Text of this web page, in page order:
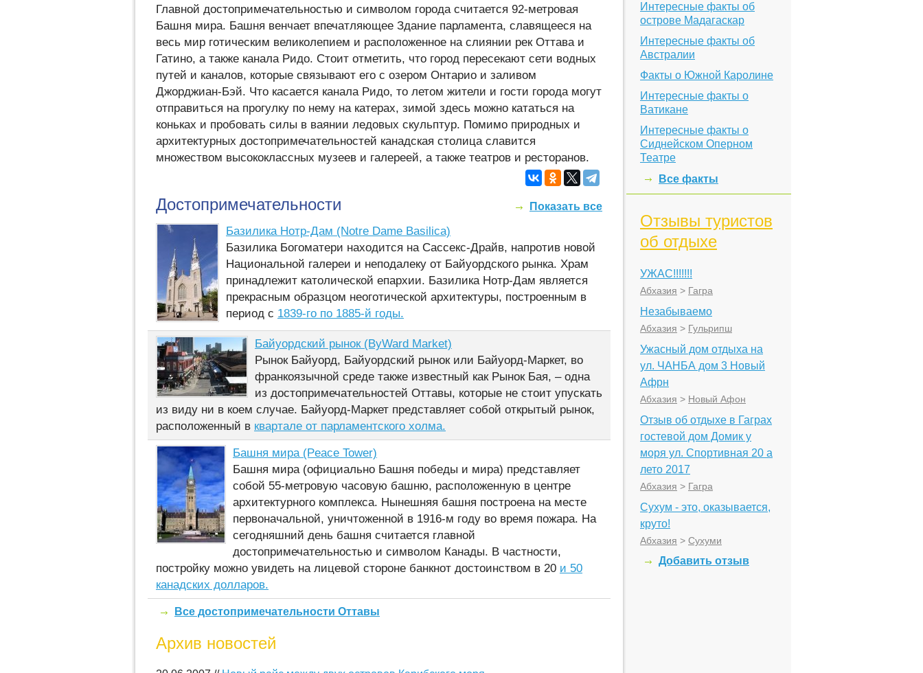
Главной достопримечательностью и символом города считается 92-метровая
Башня мира. Башня венчает впечатляющее Здание парламента, славящееся на
весь мир готическим великолепием и расположенное на слиянии рек Оттава и
Гатино, а также канала Ридо. Стоит отметить, что город пересекают сети водных
путей и каналов, которые связывают его с озером Онтарио и заливом
Джорджиан-Бэй. Что касается канала Ридо, то летом жители и гости города могут
отправиться на прогулку по нему на катерах, зимой здесь можно кататься на
коньках и пробовать силы в ваянии ледовых скульптур. Помимо природных и
архитектурных достопримечательностей канадская столица славится
множеством высококлассных музеев и галереей, а также театров и ресторанов.
Показать все
Достопримечательности
Базилика Нотр-Дам (Notre Dame Basilica)
Базилика Богоматери находится на Сассекс-Драйв, напротив новой
Национальной галереи и неподалеку от Байуордского рынка. Храм
принадлежит католической епархии. Базилика Нотр-Дам является
прекрасным образцом неоготической архитектуры, построенным в
период с 1839-го по 1885-й годы.
Байуордский рынок (ByWard Market)
Рынок Байуорд, Байуордский рынок или Байуорд-Маркет, во
франкоязычной среде также известный как Рынок Бая, – одна
из достопримечательностей Оттавы, которые не стоит упускать
из виду ни в коем случае. Байуорд-Маркет представляет собой открытый рынок,
расположенный в квартале от парламентского холма.
Башня мира (Peace Tower)
Башня мира (официально Башня победы и мира) представляет
собой 55-метровую часовую башню, расположенную в центре
архитектурного комплекса. Нынешняя башня построена на месте
первоначальной, уничтоженной в 1916-м году во время пожара. На
сегодняшний день башня считается главной
достопримечательностью и символом Канады. В частности,
постройку можно увидеть на лицевой стороне банкнот достоинством в 20 и 50
канадских долларов.
Все достопримечательности Оттавы
Архив новостей
Интересные факты об
острове Мадагаскар
Интересные факты об
Австралии
Факты о Южной Каролине
Интересные факты о
Ватикане
Интересные факты о
Сиднейском Оперном
Театре
Все факты
Отзывы туристов
об отдыхе
УЖАС!!!!!!!
Абхазия > Гагра
Незабываемо
Абхазия > Гульрипш
Ужасный дом отдыха на
ул. ЧАНБА дом 3 Новый
Афрн
Абхазия > Новый Афон
Отзыв об отдыхе в Гаграх
гостевой дом Домик у
моря ул. Спортивная 20 а
лето 2017
Абхазия > Гагра
Сухум - это, оказывается,
круто!
Абхазия > Сухуми
Добавить отзыв